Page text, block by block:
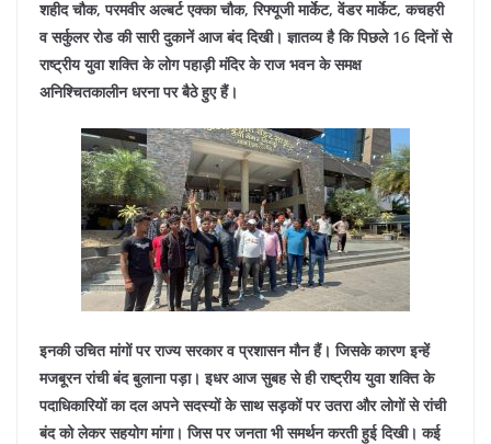
शहीद चौक, परमवीर अल्बर्ट एक्का चौक, रिफ्यूजी मार्केट, वेंडर मार्केट, कचहरी
व सर्कुलर रोड की सारी दुकानें आज बंद दिखी। ज्ञातव्य है कि पिछले 16 दिनों से
राष्ट्रीय युवा शक्ति के लोग पहाड़ी मंदिर के राज भवन के समक्ष
अनिश्चितकालीन धरना पर बैठे हुए हैं।
इनकी उचित मांगों पर राज्य सरकार व प्रशासन मौन हैं। जिसके कारण इन्हें
मजबूरन रांची बंद बुलाना पड़ा। इधर आज सुबह से ही राष्ट्रीय युवा शक्ति के
पदाधिकारियों का दल अपने सदस्यों के साथ सड़कों पर उतरा और लोगों से रांची
बंद को लेकर सहयोग मांगा। जिस पर जनता भी समर्थन करती हुई दिखी। कई